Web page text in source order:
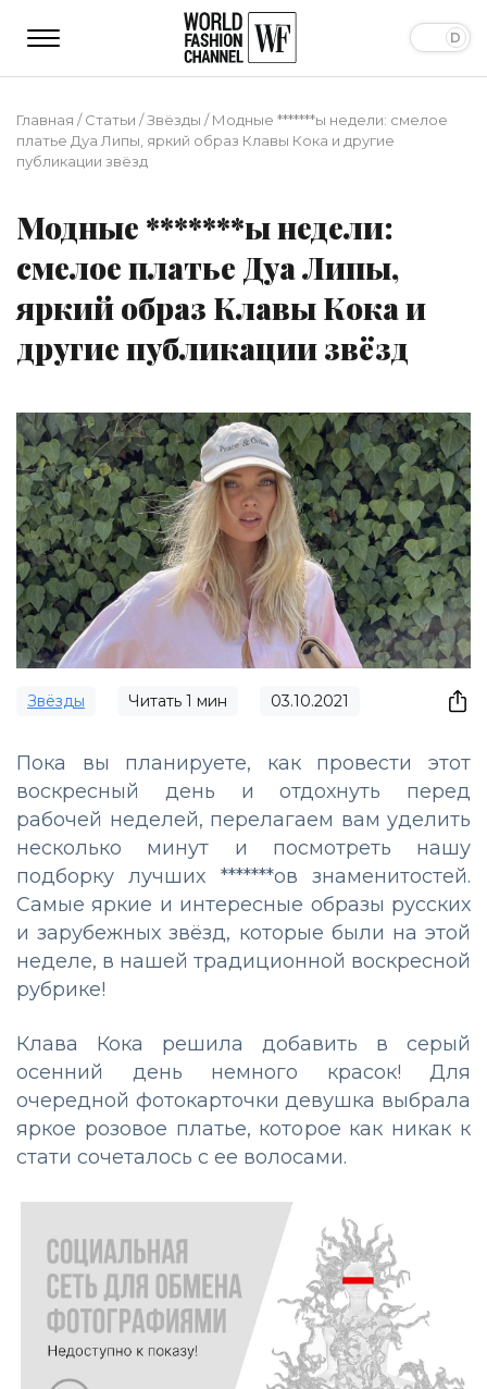
Главная /Статьи /Звёзды /Модные *******ы недели: смелое
платье Дуа Липы, яркий образ Клавы Кока и другие
публикации звёзд
Модные *******ы недели:
смелое платье Дуа Липы,
яркий образ Клавы Кока и
другие публикации звёзд
Звёзды Читать 1 мин 03.10.2021
Пока вы планируете, как провести этот
воскресный день и отдохнуть перед
рабочей неделей, перелагаем вам уделить
несколько минут и посмотреть нашу
подборку лучших *******ов знаменитостей.
Самые яркие и интересные образы русских
и зарубежных звёзд, которые были на этой
неделе, в нашей традиционной воскресной
рубрике!
Клава Кока решила добавить в серый
осенний день немного красок! Для
очередной фотокарточки девушка выбрала
яркое розовое платье, которое как никак к
стати сочеталось с ее волосами.